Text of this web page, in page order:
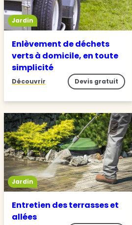
Jardin
Enlèvement de déchets
verts à domicile, en toute
simplicité
Découvrir Devis gratuit
Jardin
Entretien des terrasses et
allées